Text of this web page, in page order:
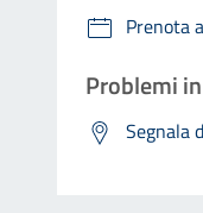
Prenota
Problemi
Segnala